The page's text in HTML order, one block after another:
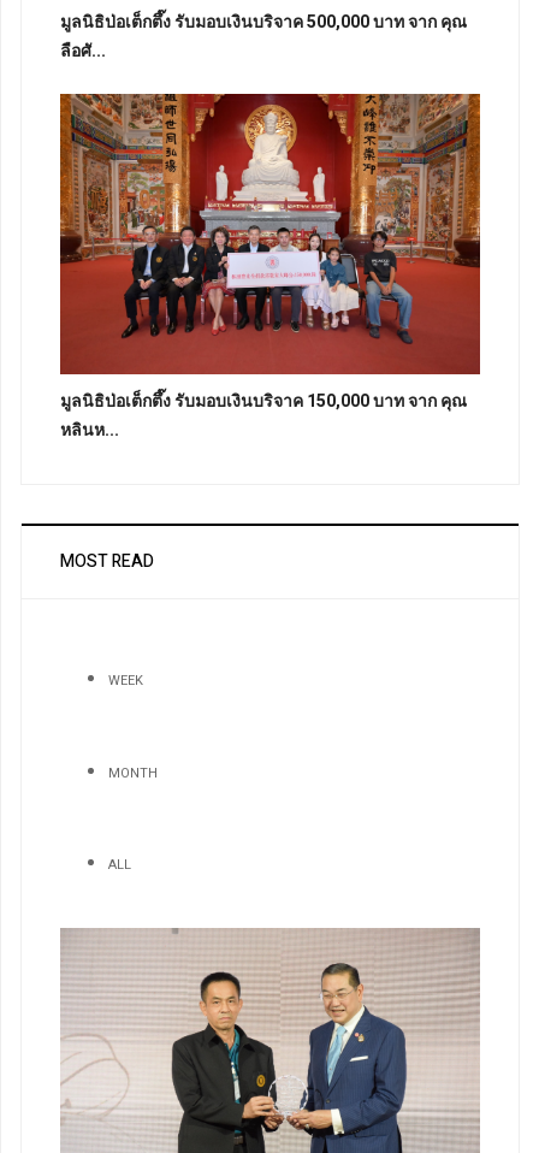
มูลนิธิป่อเต็กตึ๊ง รับมอบเงินบริจาค 500,000 บาท จาก คุณ
ลือศั...
มูลนิธิป่อเต็กตึ๊ง รับมอบเงินบริจาค 150,000 บาท จาก คุณ
หลินห...
MOST READ
WEEK
MONTH
ALL